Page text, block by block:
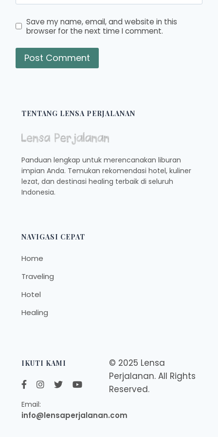
Save my name, email, and website in this
browser for the next time I comment.
TENTANG LENSA PERJALANAN
Panduan lengkap untuk merencanakan liburan
impian Anda. Temukan rekomendasi hotel, kuliner
lezat, dan destinasi healing terbaik di seluruh
Indonesia.
NAVIGASI CEPAT
Home
Traveling
Hotel
Healing
IKUTI KAMI
Email:
info@lensaperjalanan.com
© 2025 Lensa
Perjalanan. All Rights
Reserved.